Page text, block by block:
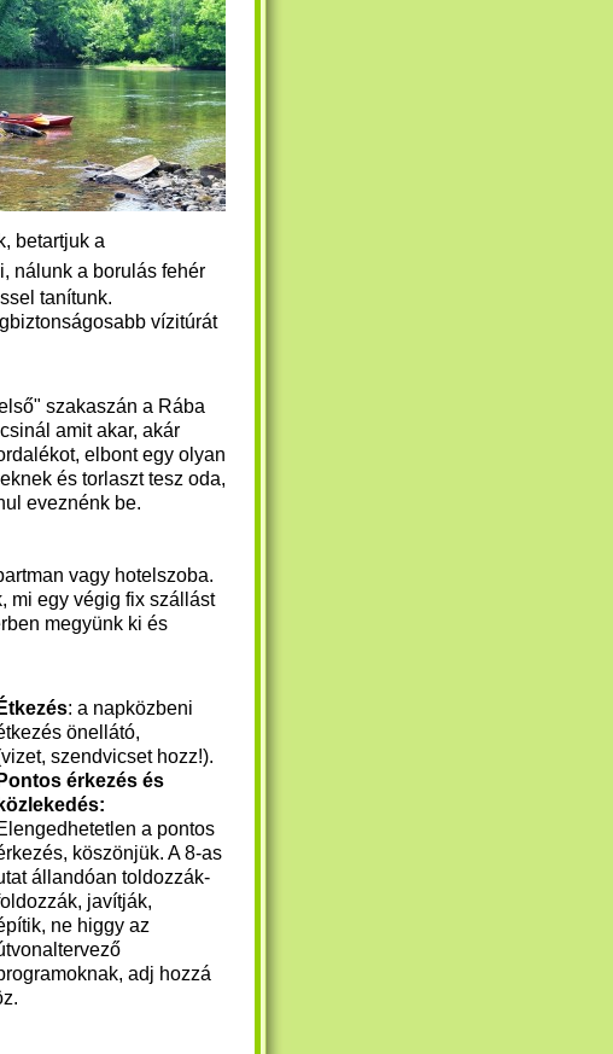
betartjuk a
nálunk a borulás fehér
tanítunk.
vízitúrát
szakaszán a Rába
amit akar, akár
elbont egy olyan
és torlaszt tesz oda,
eveznénk be.
vagy hotelszoba.
mi egy végig fix szállást
megyünk ki és
Étkezés: a napközbeni
önellátó,
szendvicset hozz!).
Pontos érkezés és
közlekedés:
a pontos
köszönjük. A 8-as
állandóan toldozzák-
javítják,
ne higgy az
adj hozzá